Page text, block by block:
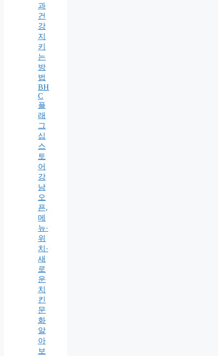
과
건
강
지
키
는
방
법
BH
C
플
래
그
십
스
토
어
강
남
오
픈,
메
뉴·
위
치·
새
로
운
치
킨
문
화
알
아
보